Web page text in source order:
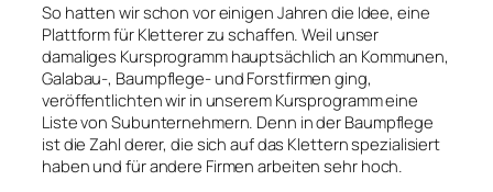
So hatten wir schon vor einigen Jahren die Idee, eine
Plattform für Kletterer zu schaffen. Weil unser
damaliges Kursprogramm hauptsächlich an Kommunen,
Galabau-, Baumpflege- und Forstfirmen ging,
veröffentlichten wir in unserem Kursprogramm eine
Liste von Subunternehmern. Denn in der Baumpflege
ist die Zahl derer, die sich auf das Klettern spezialisiert
haben und für andere Firmen arbeiten sehr hoch.